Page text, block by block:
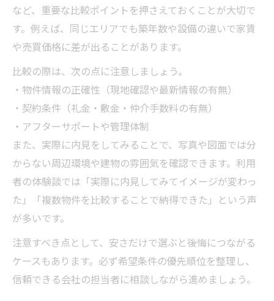
最新神戸不動産情報で納得の物件検索を叶える
新着不動産情報のチェックで理想物件に出
会う方法
不動産会社ランキングを参考に物件を比較
するポイント
神戸市不動産会社一覧で最新物件の動向を
把握
賃貸・売買両方に役立つ情報収集のコツ
レトロ物件やおすすめ不動産屋の最新情報
を活用
など、重要な比較ポイントを押さえておくことが大切で
す。例えば、同じエリアでも築年数や設備の違いで家賃
や売買価格に差が出ることがあります。
比較の際は、次の点に注意しましょう。
・物件情報の正確性（現地確認や最新情報の有無）
・契約条件（礼金・敷金・仲介手数料の有無）
・アフターサポートや管理体制
また、実際に内見をしてみることで、写真や図面では分
からない周辺環境や建物の雰囲気を確認できます。利用
者の体験談では「実際に内見してみてイメージが変わっ
た」「複数物件を比較することで納得できた」という声
が多いです。
注意すべき点として、安さだけで選ぶと後悔につながる
ケースもあります。必ず希望条件の優先順位を整理し、
信頼できる会社の担当者に相談しながら進めましょう。